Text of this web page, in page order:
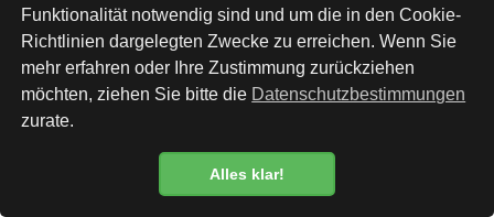
Datenschutzbestimmung
Funktionalität notwendig sind und um die in den Cookie-
Richtlinien dargelegten Zwecke zu erreichen. Wenn Sie
mehr erfahren oder Ihre Zustimmung zurückziehen
möchten, ziehen Sie bitte die Datenschutzbestimmungen
zurate.
Alles klar!